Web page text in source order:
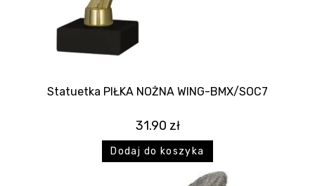
Statuetka PIŁKA NOŻNA WING-BMX/SOC7
31.90 zł
Dodaj do koszyka